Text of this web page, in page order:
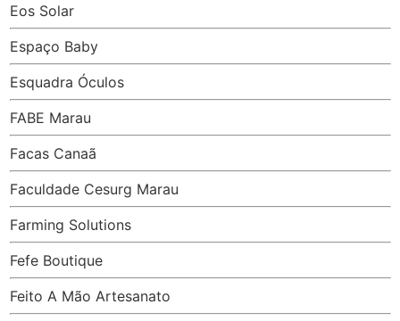
Eos Solar
Espaço Baby
Esquadra Óculos
FABE Marau
Facas Canaã
Faculdade Cesurg Marau
Farming Solutions
Fefe Boutique
Feito A Mão Artesanato